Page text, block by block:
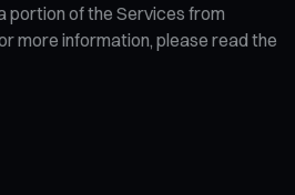
portion of the Services from
more information, please read the